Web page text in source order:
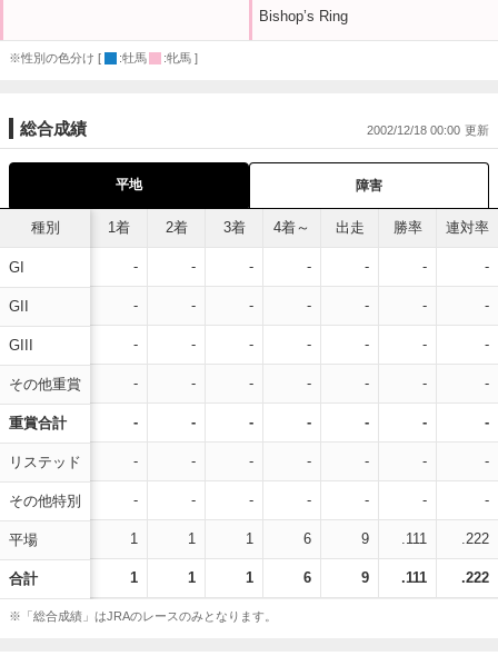
Bishop’s Ring
※性別の色分け [ :牡馬 :牝馬 ]
総合成績 2002/12/18 00:00
平地 障害
種別
GI
GII
GIII
その他重賞
重賞合計
リステッド
その他特別
平場
合計
1着 2着 3着 4着～ 出走 勝率 連対率
- - - - - - -
- - - - - - -
- - - - - - -
- - - - - - -
- - - - - - -
- - - - - - -
- - - - - - -
1 1 1 6 9 .111 .222
1 1 1 6 9 .111 .222
※「総合成績」はJRAのレースのみとなります。